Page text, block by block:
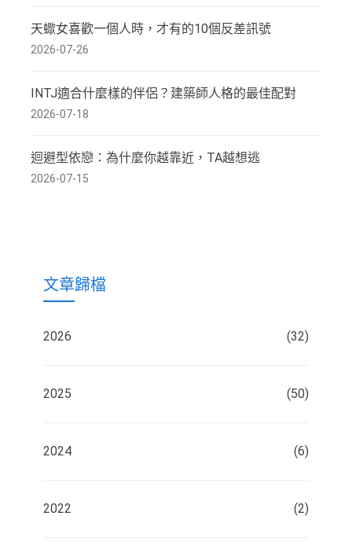
天蠍女喜歡一個人時，才有的10個反差訊號
2026-07-26
INTJ適合什麼樣的伴侶？建築師人格的最佳配對
2026-07-18
迴避型依戀：為什麼你越靠近，TA越想逃
2026-07-15
文章歸檔
2026 (32)
2025 (50)
2024 (6)
2022 (2)